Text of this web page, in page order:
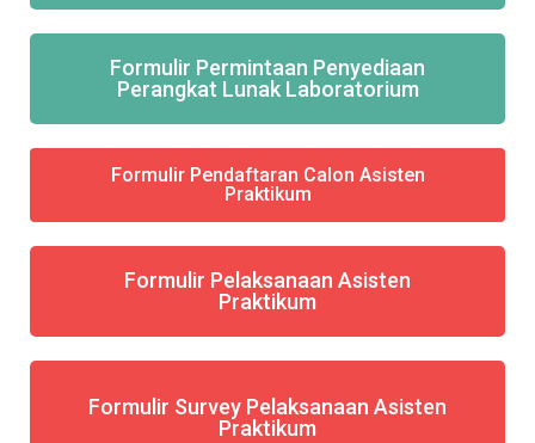
Formulir Permintaan Penyediaan
Perangkat Lunak Laboratorium
Formulir Pendaftaran Calon Asisten
Praktikum
Formulir Pelaksanaan Asisten
Praktikum
Formulir Survey Pelaksanaan Asisten
Praktikum